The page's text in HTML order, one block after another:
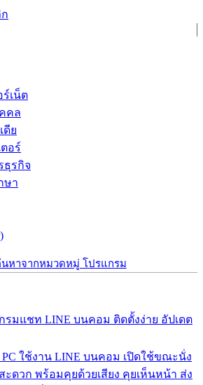
เน็ต
คล
ดีย
อร์
ธุรกิจ
ษา
หาจากหมวดหมู่ โปรแกรม
รมแชท LINE บนคอม ติดตั้งง่าย อัปเดต
ใช้งาน LINE บนคอม เปิดใช้ขณะนั่ง
ะดวก พร้อมคุยด้วยเสียง คุยเห็นหน้า ส่ง